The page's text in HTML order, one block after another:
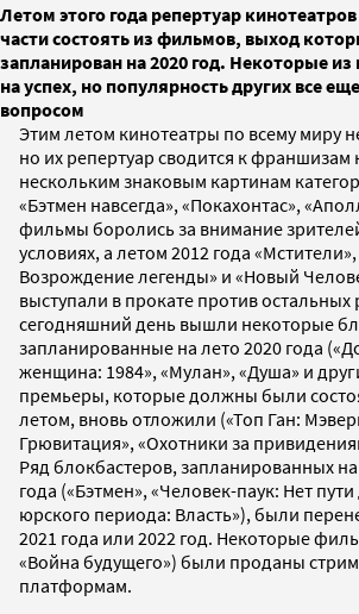
Летом этого года репертуар
части состоять из фильмов, выход
запланирован на 2020 год. Некоторые
на успех, но популярность других все
вопросом
Этим летом кинотеатры по всему миру
но их репертуар сводится к франшизам
нескольким знаковым картинам
«Бэтмен навсегда», «Покахонтас»,
фильмы боролись за внимание
условиях, а летом 2012 года
Возрождение легенды» и «Новый
выступали в прокате против остальных
сегодняшний день вышли некоторые
запланированные на лето 2020 года
женщина: 1984», «Мулан», «Душа» и
премьеры, которые должны были
летом, вновь отложили («Топ Ган:
Грювитация», «Охотники за
Ряд блокбастеров, запланированных на
года («Бэтмен», «Человек-паук: Нет
юрского периода: Власть»), были
2021 года или 2022 год. Некоторые
«Война будущего») были проданы
платформам.